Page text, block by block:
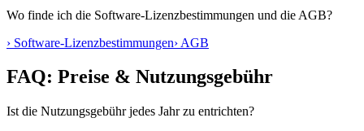
Wo finde ich die Software-Lizenzbestimmungen und die AGB?
› Software-Lizenzbestimmungen› AGB
FAQ: Preise & Nutzungsgebühr
Ist die Nutzungsgebühr jedes Jahr zu entrichten?